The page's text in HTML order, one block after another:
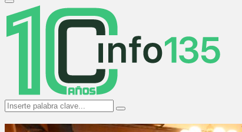
Primary
Menu
Search
for:
Search